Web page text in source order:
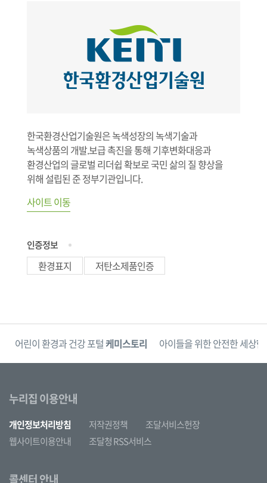
한국환경산업기술원은 녹색성장의 녹색기술과
녹색상품의 개발.보급 촉진을 통해 기후변화대응과
환경산업의 글로벌 리더쉽 확보로 국민 삶의 질 향상을
위해 설립된 준 정부기관입니다.
사이트 이동
인증정보
환경표지 저탄소제품인증
어린이 환경과 건강 포털케미스토리 아이들을 위한 안전한 세상
누리집 이용안내
개인정보처리방침 저작권정책
조달서비스헌장
웹사이트이용안내
조달청 RSS서비스
콜센터 안내